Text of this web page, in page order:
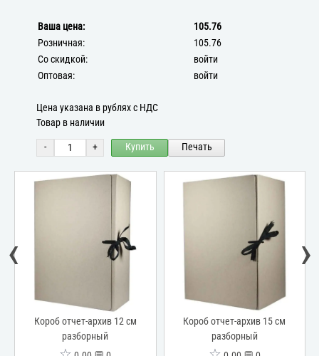
Ваша цена:
105.76
Розничная:
105.76
Со скидкой:
войти
Оптовая:
войти
Цена указана в рублях с НДС
Товар в наличии
- + Купить Печать
Короб отчет-архив 12 см
разборный
Короб отчет-архив 15 см
разборный
‹ ›